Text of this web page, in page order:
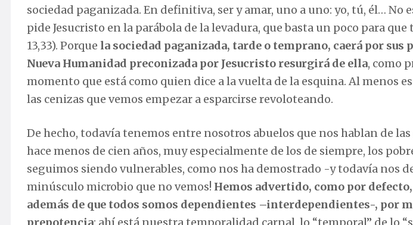
sociedad paganizada. En definitiva, ser y amar, uno a uno: yo, tú, él… No
pide Jesucristo en la parábola de la levadura, que basta un poco para
13,33). Porque la sociedad paganizada, tarde o temprano, caerá por
Nueva Humanidad preconizada por Jesucristo resurgirá de ella, como
momento que está como quien dice a la vuelta de la esquina. Al menos
las cenizas que vemos empezar a esparcirse revoloteando.
De hecho, todavía tenemos entre nosotros abuelos que nos hablan de
hace menos de cien años, muy especialmente de los de siempre, los
seguimos siendo vulnerables, como nos ha demostrado -y todavía nos
minúsculo microbio que no vemos! Hemos advertido, como por
además de que todos somos dependientes –interdependientes-, por